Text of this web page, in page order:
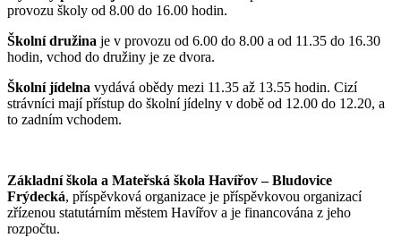
provozu školy od 8.00 do 16.00 hodin.
Školní družina je v provozu od 6.00 do 8.00 a od 11.35 do 16.30
hodin, vchod do družiny je ze dvora.
Školní jídelna vydává obědy mezi 11.35 až 13.55 hodin. Cizí
strávníci mají přístup do školní jídelny v době od 12.00 do 12.20, a
to zadním vchodem.
Základní škola a Mateřská škola Havířov – Bludovice
Frýdecká, příspěvková organizace je příspěvkovou organizací
zřízenou statutárním městem Havířov a je financována z jeho
rozpočtu.